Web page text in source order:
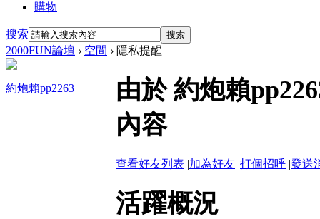
購物
搜索 搜索
2000FUN論壇 › 空間 › 隱私提醒
約炮賴pp2263
由於 約炮賴
內容
查看好友列表 |加為好友 |打個招呼 |發送
活躍概況